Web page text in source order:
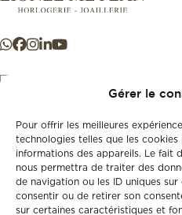
Gérer le
Pour offrir les meilleures
technologies telles que les
informations des appareils. Le fait
nous permettra de traiter des
de navigation ou les ID uniques
consentir ou de retirer son
sur certaines caractéristiques et
Store
New
Second-hand
+41 21 925